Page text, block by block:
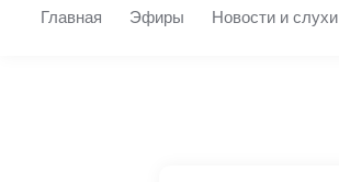
Главная Эфиры Новости и слухи